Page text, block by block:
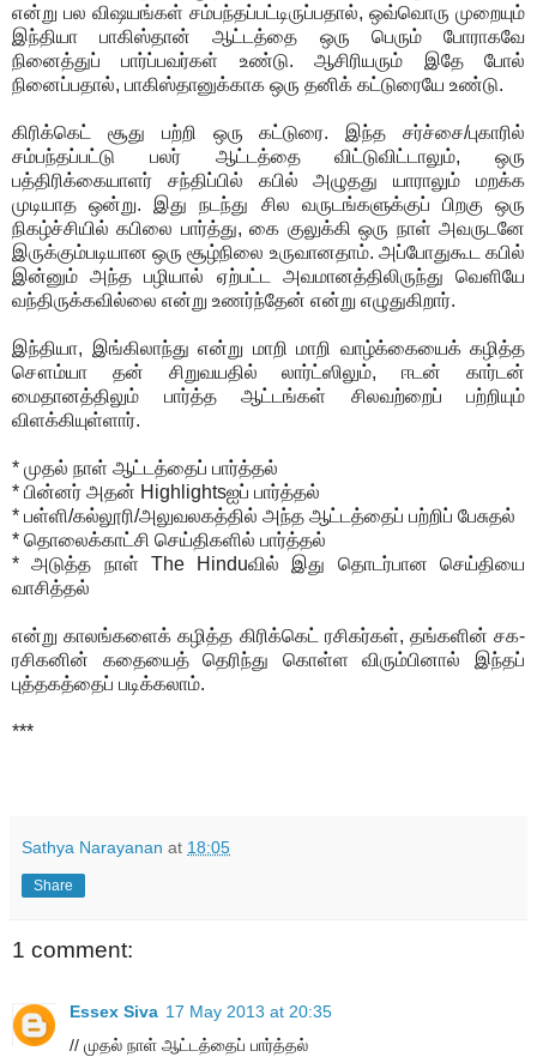
என்று பல விஷயங்கள் சம்பந்தப்பட்டிருப்பதால், ஒவ்வொரு முறையும்
இந்தியா பாகிஸ்தான் ஆட்டத்தை ஒரு பெரும் போராகவே
நினைத்துப் பார்ப்பவர்கள் உண்டு. ஆசிரியரும் இதே போல்
நினைப்பதால், பாகிஸ்தானுக்காக ஒரு தனிக் கட்டுரையே உண்டு.
கிரிக்கெட் சூது பற்றி ஒரு கட்டுரை. இந்த சர்ச்சை/புகாரில்
சம்பந்தப்பட்டு பலர் ஆட்டத்தை விட்டுவிட்டாலும், ஒரு
பத்திரிக்கையாளர் சந்திப்பில் கபில் அழுதது யாராலும் மறக்க
முடியாத ஒன்று. இது நடந்து சில வருடங்களுக்குப் பிறகு ஒரு
நிகழ்ச்சியில் கபிலை பார்த்து, கை குலுக்கி ஒரு நாள் அவருடனே
இருக்கும்படியான ஒரு சூழ்நிலை உருவானதாம். அப்போதுகூட கபில்
இன்னும் அந்த பழியால் ஏற்பட்ட அவமானத்திலிருந்து வெளியே
வந்திருக்கவில்லை என்று உணர்ந்தேன் என்று எழுதுகிறார்.
இந்தியா, இங்கிலாந்து என்று மாறி மாறி வாழ்க்கையைக் கழித்த
சௌம்யா தன் சிறுவயதில் லார்ட்ஸிலும், ஈடன் கார்டன்
மைதானத்திலும் பார்த்த ஆட்டங்கள் சிலவற்றைப் பற்றியும்
விளக்கியுள்ளார்.
* முதல் நாள் ஆட்டத்தைப் பார்த்தல்
* பின்னர் அதன் Highlightsஐப் பார்த்தல்
* பள்ளி/கல்லூரி/அலுவலகத்தில் அந்த ஆட்டத்தைப் பற்றிப் பேசுதல்
* தொலைக்காட்சி செய்திகளில் பார்த்தல்
* அடுத்த நாள் The Hinduவில் இது தொடர்பான செய்தியை
வாசித்தல்
என்று காலங்களைக் கழித்த கிரிக்கெட் ரசிகர்கள், தங்களின் சக-
ரசிகனின் கதையைத் தெரிந்து கொள்ள விரும்பினால் இந்தப்
புத்தகத்தைப் படிக்கலாம்.
***
Sathya Narayanan at 18:05
Share
1 comment:
Essex Siva 17 May 2013 at 20:35
// முதல் நாள் ஆட்டத்தைப் பார்த்தல்